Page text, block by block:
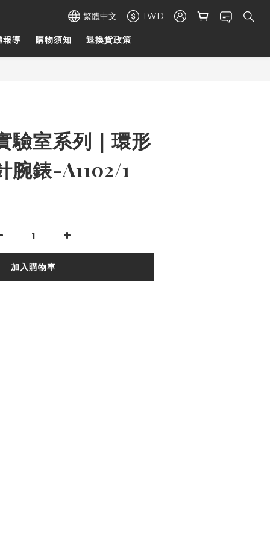
繁體中文 TWD
報導 購物須知 退換貨政策
驗室系列｜環形
腕錶-A1102/1
加入購物車